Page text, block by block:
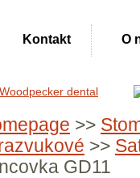
Kontakt O
>>
>>
GD11